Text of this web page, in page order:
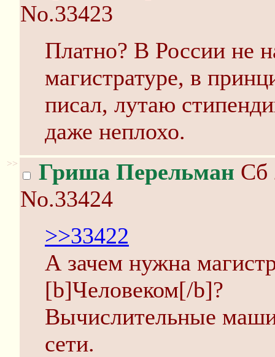
No.33423
Платно? В России не
магистратуре, в
писал, лутаю
даже неплохо.
>> Гриша Перельман Сб
No.33424
>>33422
А зачем нужна
[b]Человеком[/b]?
Вычислительные
сети.